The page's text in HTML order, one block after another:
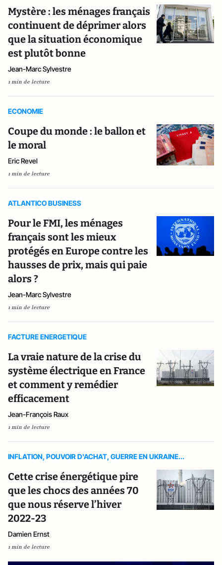
Mystère : les ménages français
continuent de déprimer alors
que la situation économique
est plutôt bonne
Jean-Marc Sylvestre
1 min de lecture
ECONOMIE
Coupe du monde : le ballon et
le moral
Eric Revel
1 min de lecture
ATLANTICO BUSINESS
Pour le FMI, les ménages
français sont les mieux
protégés en Europe contre les
hausses de prix, mais qui paie
alors ?
Jean-Marc Sylvestre
1 min de lecture
FACTURE ENERGETIQUE
La vraie nature de la crise du
système électrique en France
et comment y remédier
efficacement
Jean-François Raux
1 min de lecture
INFLATION, POUVOIR D'ACHAT, GUERRE EN UKRAINE...
Cette crise énergétique pire
que les chocs des années 70
que nous réserve l’hiver
2022-23
Damien Ernst
1 min de lecture